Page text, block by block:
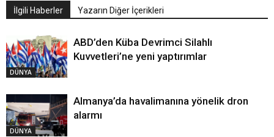
İlgili Haberler Yazarın Diğer İçerikleri
DÜNYA
ABD’den Küba Devrimci Silahlı
Kuvvetleri’ne yeni yaptırımlar
DÜNYA
Almanya’da havalimanına yönelik dron
alarmı